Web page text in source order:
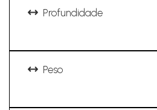
Profundidade
Peso